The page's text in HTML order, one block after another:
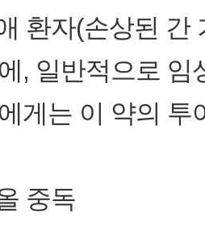
환자(손상된 간
, 일반적으로
게는 이 약의
중독